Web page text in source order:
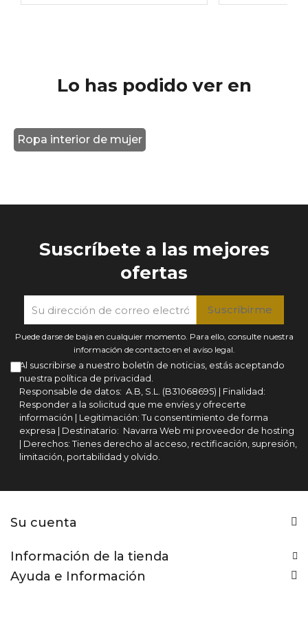
Lo has podido ver en
Ropa interior de mujer
Suscríbete a las mejores
ofertas
Puede darse de baja en cualquier momento. Para ello, consulte nuestra
información de contacto en el aviso legal.
Al suscribirse a nuestro boletín de noticias, estás aceptando
nuestra política de privacidad.
Responsable de datos: A.B, S.L. (B31068695) | Finalidad:
Responder a la solicitud que me envíes y ofrecerte
información | Legitimación: Tu consentimiento de forma
expresa | Destinatario: Navarra Web mi proveedor de hosting
| Derechos: Tienes derecho al acceso, rectificación, supresión,
limitación, portabilidad y olvido.
Su cuenta
Información de la tienda
Ayuda e Información